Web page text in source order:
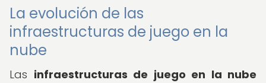
La evolución de las
infraestructuras de juego en la
nube
Las infraestructuras de juego en la nube